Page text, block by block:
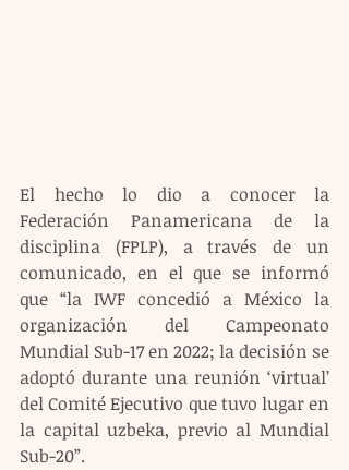
El hecho lo dio a conocer la
Federación Panamericana de la
disciplina (FPLP), a través de un
comunicado, en el que se informó
que “la IWF concedió a México la
organización del Campeonato
Mundial Sub-17 en 2022; la decisión se
adoptó durante una reunión ‘virtual’
del Comité Ejecutivo que tuvo lugar en
la capital uzbeka, previo al Mundial
Sub-20”.